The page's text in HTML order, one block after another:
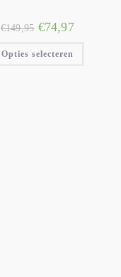
€149,95 €74,97
Opties selecteren